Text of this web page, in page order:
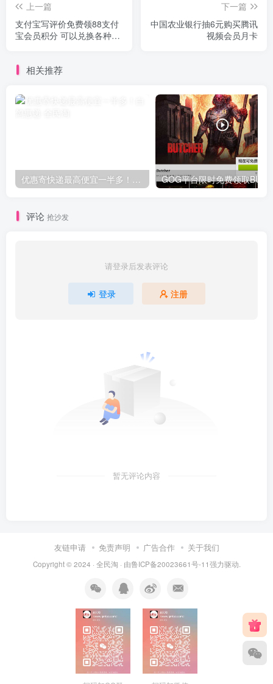
上一篇
支付宝写评价免费领88支付
宝会员积分 可以兑换各种东
下一篇
中国农业银行抽6元购买腾讯
视频会员月卡
相关推荐
评论 抢沙发
请登录后发表评论
登录 注册
暂无评论内容
友链申请 免责声明 广告合作 关于我们
Copyright © 2024 · 全民淘 · 由鲁ICP备20023661号-11强力驱动.